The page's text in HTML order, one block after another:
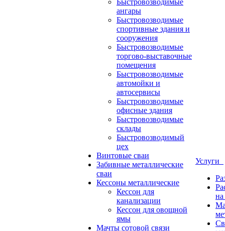
Быстровозводимые
ангары
Быстровозводимые
спортивные здания и
сооружения
Быстровозводимые
торгово-выставочные
помещения
Быстровозводимые
автомойки и
автосервисы
Быстровозводимые
офисные здания
Быстровозводимые
склады
Быстровозводимый
цех
Винтовые сваи
Забивные металлические
сваи
Кессоны металлические
Кессон для
канализации
Кессон для овощной
ямы
Мачты сотовой связи
Услуги